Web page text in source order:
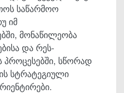
საწარმოო
იმ
მონაწილეობა
და რეს­
პროცესებში, სწორად
სტრატეგიული